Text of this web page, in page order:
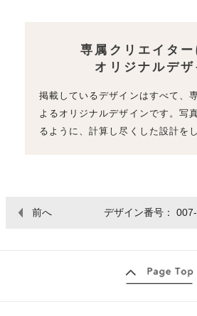
専属クリエイター
オリジナルデザ
掲載しているデザインはすべて、
よるオリジナルデザインです。写
るように、計算し尽くした設計を
前へ デザイン番号：